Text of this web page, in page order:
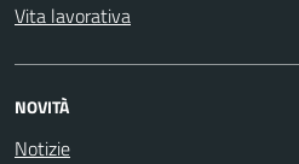
Vita lavorativa
NOVITÀ
Notizie